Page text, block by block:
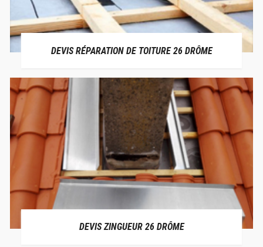
DEVIS RÉPARATION DE TOITURE 26 DRÔME
DEVIS ZINGUEUR 26 DRÔME